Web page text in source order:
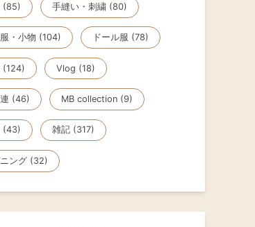
(85) 手縫い・刺繍 (80)
・小物 (104) ドール服 (78)
(124) Vlog (18)
(46) MB collection (9)
(43) 雑記 (317)
ング (32)